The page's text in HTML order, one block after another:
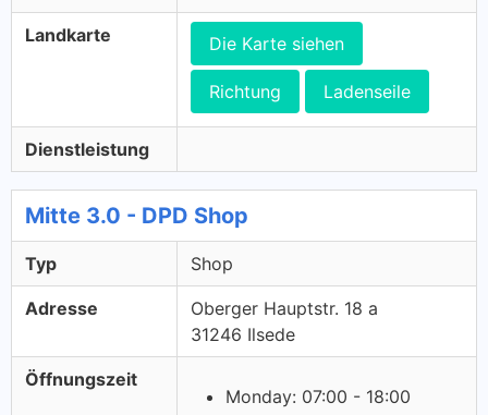
Landkarte Die Karte siehen
Richtung Ladenseile
Dienstleistung
Mitte 3.0 - DPD Shop
Typ Shop
Adresse
Oberger Hauptstr. 18 a
31246 Ilsede
Öffnungszeit
Monday: 07:00 - 18:00